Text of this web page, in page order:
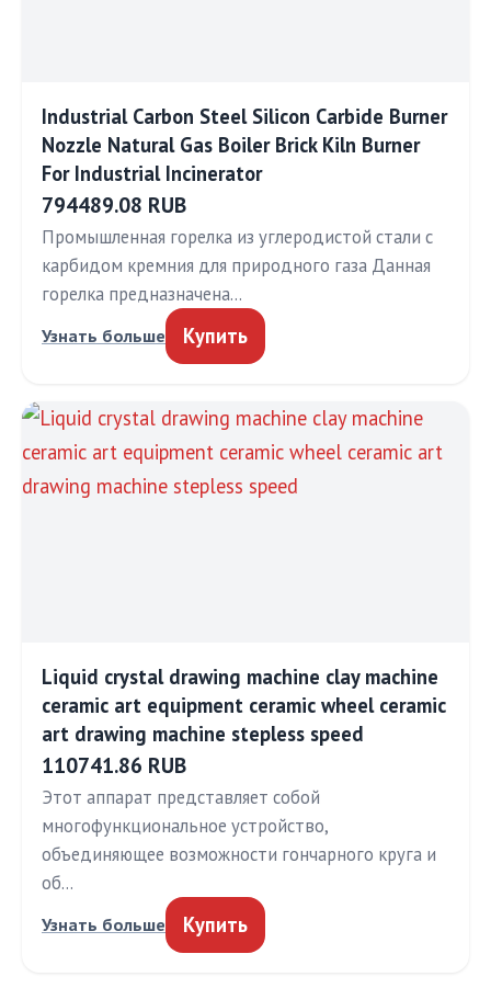
Industrial Carbon Steel Silicon Carbide Burner
Nozzle Natural Gas Boiler Brick Kiln Burner
For Industrial Incinerator
794489.08 RUB
Промышленная горелка из углеродистой стали с
карбидом кремния для природного газа Данная
горелка предназначена…
Узнать больше Купить
Liquid crystal drawing machine clay machine
ceramic art equipment ceramic wheel ceramic
art drawing machine stepless speed
110741.86 RUB
Этот аппарат представляет собой
многофункциональное устройство,
объединяющее возможности гончарного круга и
об…
Узнать больше Купить